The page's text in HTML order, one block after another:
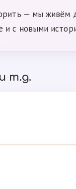
— мы живём
и с новыми
т.д.